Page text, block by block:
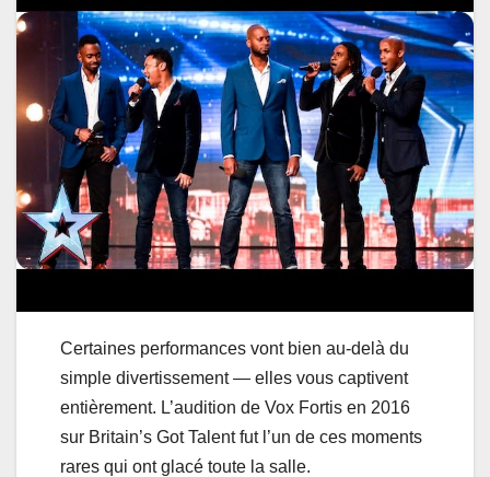
Certaines performances vont bien au-delà du
simple divertissement — elles vous captivent
entièrement. L’audition de Vox Fortis en 2016
sur Britain’s Got Talent fut l’un de ces moments
rares qui ont glacé toute la salle.